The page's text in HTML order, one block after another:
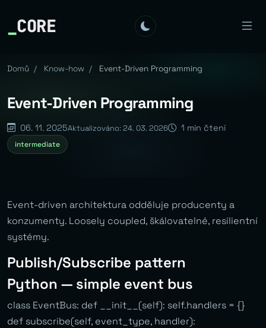
_CORE
Domů / Know-how / Event-Driven Programming
Event-Driven Programming
06. 11. 2025Aktualizováno: 24. 03. 2026 1 min čtení
intermediate
Event-driven architektura odděluje producenty a
konzumenty. Loosely coupled, škálovatelné, resilientní
systémy.
Publish/Subscribe pattern
Python — simple event bus
class EventBus: def __init__(self): self.handlers = {}
def subscribe(self, event_type, handler):